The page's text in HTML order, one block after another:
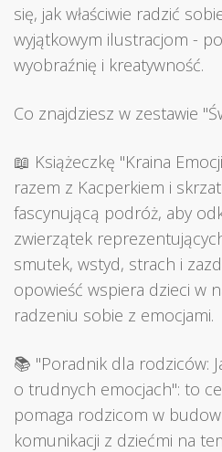
się, jak właściwie radzić
wyjątkowym ilustracjom -
wyobraźnię i kreatywność.
Co znajdziesz w zestawie
📖 Książeczkę "Kraina
razem z Kacperkiem i
fascynującą podróż, aby
zwierzątek
smutek, wstyd, strach i
opowieść wspiera dzieci w
radzeniu sobie z emocjami.
📚 "Poradnik dla rodziców:
o trudnych emocjach": to
pomaga rodzicom w
komunikacji z dziećmi na